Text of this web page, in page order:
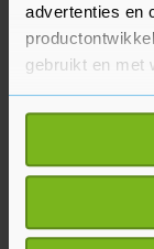
advertenties en
gebruikt en met
Als u het
locatie, die
Uw
scannen op
In de sprint
sterkste en
wielerprof
landgenoot
Ronde van